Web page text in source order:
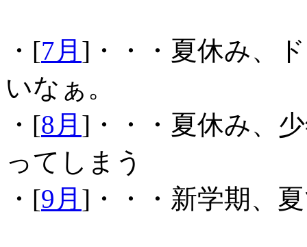
・[7月 ]・・・夏休み、
いなぁ。
・[8月 ]・・・夏休み、
ってしまう
・[9月 ]・・・新学期、